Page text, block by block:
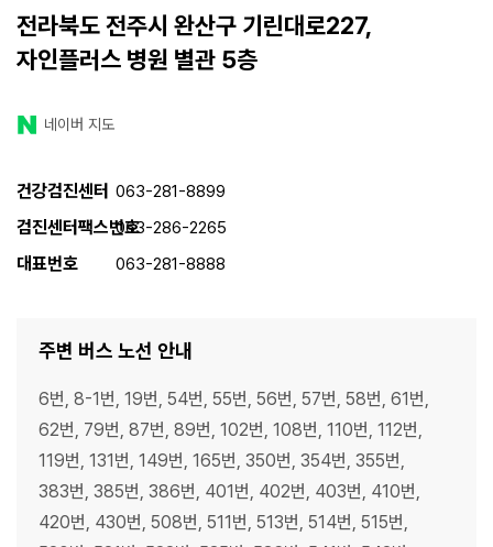
전라북도 전주시 완산구 기린대로227,
자인플러스 병원 별관 5층
네이버 지도
건강검진센터 063-281-8899
검진센터팩스번호063-286-2265
대표번호 063-281-8888
주변 버스 노선 안내
6번, 8-1번, 19번, 54번, 55번, 56번, 57번, 58번, 61번,
62번, 79번, 87번, 89번, 102번, 108번, 110번, 112번,
119번, 131번, 149번, 165번, 350번, 354번, 355번,
383번, 385번, 386번, 401번, 402번, 403번, 410번,
420번, 430번, 508번, 511번, 513번, 514번, 515번,